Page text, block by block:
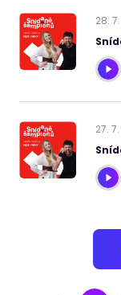
28. 7.
27. 7.